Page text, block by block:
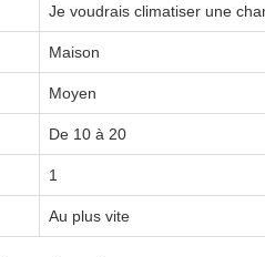
Je voudrais climatiser une
Maison
Moyen
De 10 à 20
1
Au plus vite